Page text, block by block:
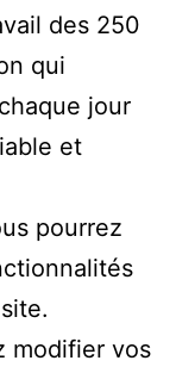
des 250
qui
jour
et
pourrez
modifier vos